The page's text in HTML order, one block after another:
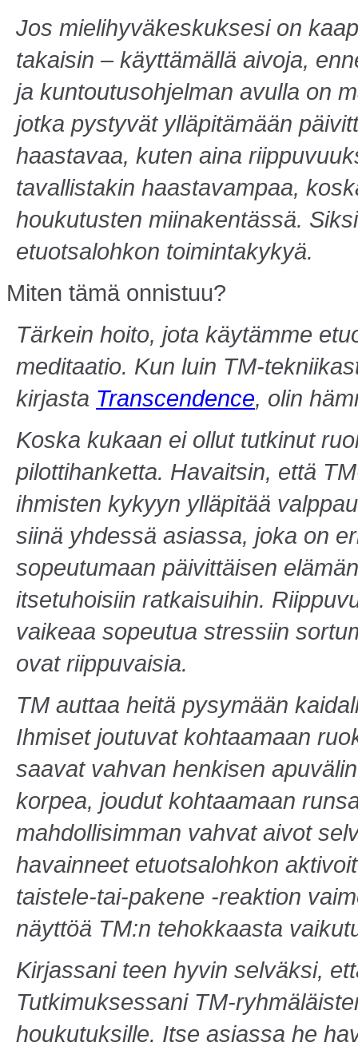
Jos mielihyväkeskuksesi on
takaisin – käyttämällä aivoja,
ja kuntoutusohjel­man avulla on
jotka pystyvät ylläpitämään
haastavaa, kuten aina
tavallistakin haastavampaa,
houkutusten miinakentässä.
etuotsalohkon toimintakykyä.
Miten tämä onnistuu?
Tärkein hoito, jota käytämme
meditaatio. Kun luin TM-
kirjasta Transcendence, olin
Koska kukaan ei ollut tutkinut
pilottihanketta. Havaitsin, että
ihmisten kykyyn ylläpitää
siinä yhdessä asiassa, joka on
sopeutumaan päivittäisen
itsetuhoisiin ratkaisuihin.
vaikeaa sopeutua stressiin
ovat riippuvaisia.
TM auttaa heitä pysymään
Ihmiset joutuvat kohtaamaan
saavat vahvan henkisen
korpea, joudut kohtaamaan
mahdollisimman vahvat aivot
havainneet etuotsalohkon
taistele-tai-pakene -reaktion
näyttöä TM:n tehokkaasta
Kirjassani teen hyvin selväksi,
Tutkimuksessani TM-
houkutuksille. Itse asiassa he